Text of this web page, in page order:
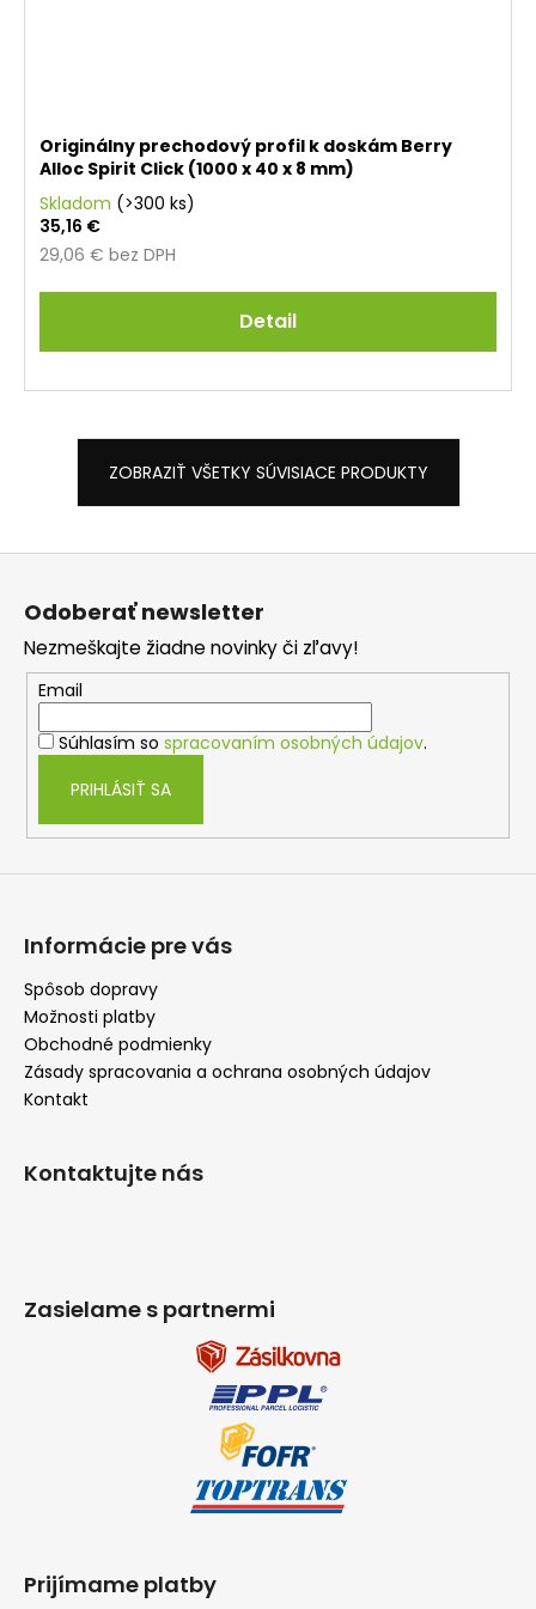
Originálny prechodový profil k doskám Berry
Alloc Spirit Click (1000 x 40 x 8 mm)
Skladom (>300 ks)
29,06 € bez DPH
35,16 €
Detail
ZOBRAZIŤ VŠETKY SÚVISIACE PRODUKTY
Odoberať newsletter
Nezmeškajte žiadne novinky či zľavy!
Email
Súhlasím so spracovaním osobných údajov.
PRIHLÁSIŤ SA
Informácie pre vás
Spôsob dopravy
Možnosti platby
Obchodné podmienky
Zásady spracovania a ochrana osobných údajov
Kontakt
Kontaktujte nás
Zasielame s partnermi
Prijímame platby